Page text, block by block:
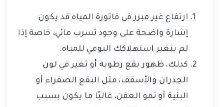
ارتفاع غير مبرر في فاتورة المياه قد يكون
إشارة واضحة على وجود تسرب مائي، خاصة إذا
لم يتغير استهلاكك اليومي للمياه.
كذلك، ظهور بقع رطوبة أو تغير في لون
الجدران والأسقف، مثل البقع الصفراء أو
البنية أو نمو العفن، غالبًا ما يكون بسبب